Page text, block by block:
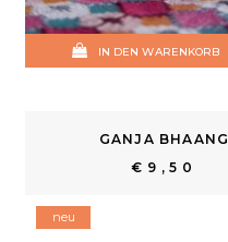
IN DEN WARENKORB
GANJA BHAANG
€9,50
neu